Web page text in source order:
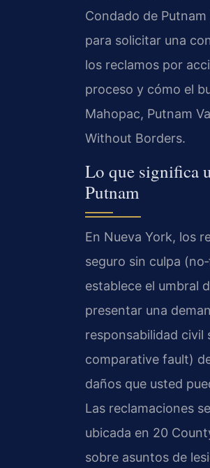
Condado de
para solicitar una
los reclamos por
proceso y cómo el
Mahopac, Putnam
Without Borders.
Lo que significa
Putnam
En Nueva York, los
seguro sin culpa
establece el umbral
presentar una
responsabilidad civil
comparative fault)
daños que usted
Las reclamaciones
ubicada en 20
sobre asuntos de